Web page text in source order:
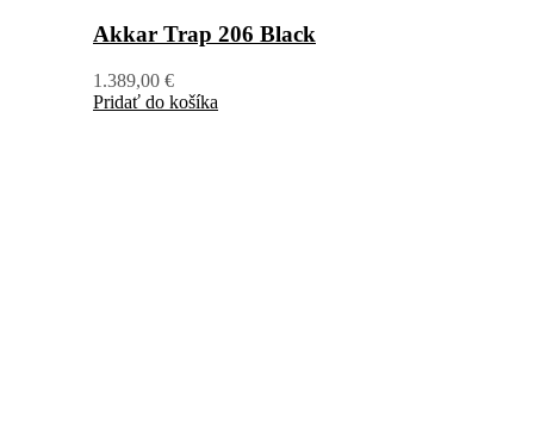
Akkar Trap 206 Black
1.389,00 €
Pridať do košíka